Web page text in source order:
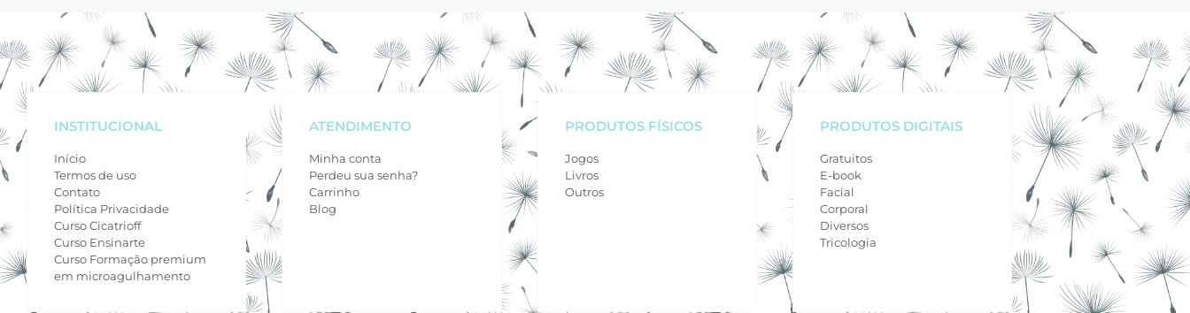
INSTITUCIONAL
Início
Termos de uso
Contato
Política Privacidade
Curso Cicatrioff
Curso Ensinarte
Curso Formação premium
em microagulhamento
ATENDIMENTO
Minha conta
Perdeu sua senha?
Carrinho
Blog
PRODUTOS FÍSICOS
Jogos
Livros
Outros
PRODUTOS DIGITAIS
Gratuitos
E-book
Facial
Corporal
Diversos
Tricologia